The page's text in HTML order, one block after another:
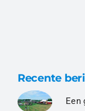
Recente
Een